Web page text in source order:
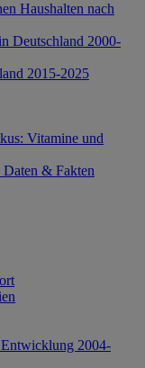
Haushalten nach
Deutschland 2000-
2015-2025
Vitamine und
& Fakten
2004-